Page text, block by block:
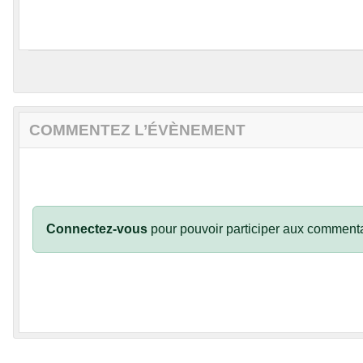
COMMENTEZ L’ÉVÈNEMENT
Connectez-vous pour pouvoir participer aux